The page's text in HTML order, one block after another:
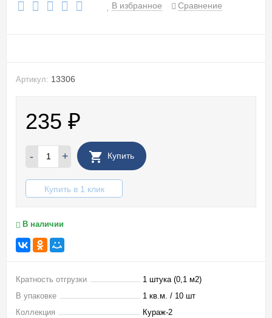
В избранное Сравнение
Артикул: 13306
235 ₽
- + Купить
Купить в 1 клик
В наличии
Кратность отгрузки
1 штука (0,1 м2)
В упаковке
1 кв.м. / 10 шт
Коллекция
Кураж-2